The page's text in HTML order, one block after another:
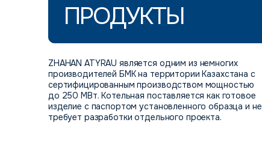
ПРОДУКТЫ
ZHAHAN ATYRAU является одним из немногих
производителей БМК на территории Казахстана с
сертифицированным производством мощностью
до 250 МВт. Котельная поставляется как готовое
изделие с паспортом установленного образца и не
требует разработки отдельного проекта.